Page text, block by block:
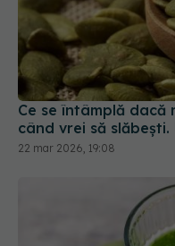
Ce se întâmplă dacă
când vrei să
22 mar 2026, 19:08